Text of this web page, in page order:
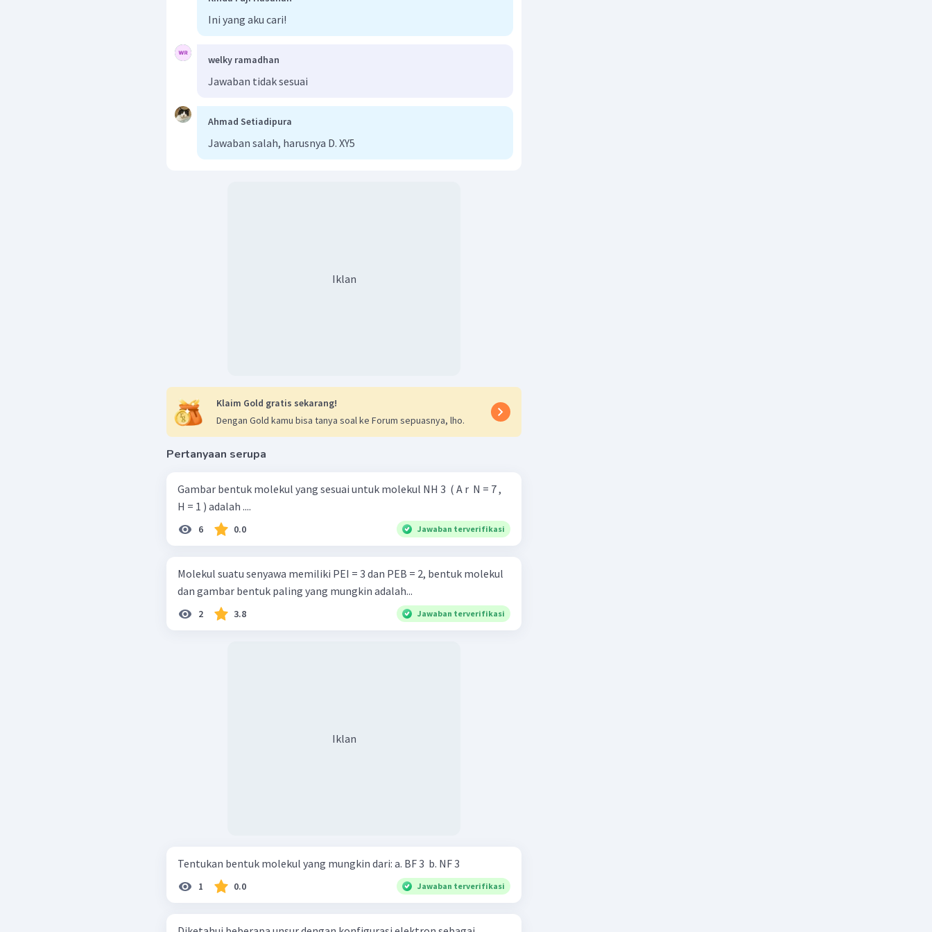
Ini yang aku cari!
welky ramadhan
Jawaban tidak sesuai
Ahmad Setiadipura
Jawaban salah, harusnya D. XY5
Iklan
Klaim Gold gratis sekarang!
Dengan Gold kamu bisa tanya soal ke Forum sepuasnya, lho.
Pertanyaan serupa
Gambar bentuk molekul yang sesuai untuk molekul NH 3 ​ ( A r ​ N = 7 ,
H = 1 ) adalah ....
6 0.0 Jawaban terverifikasi
Molekul suatu senyawa memiliki PEI = 3 dan PEB = 2, bentuk molekul
dan gambar bentuk paling yang mungkin adalah...
2 3.8 Jawaban terverifikasi
Iklan
Tentukan bentuk molekul yang mungkin dari: a. BF 3 ​ b. NF 3 ​
1 0.0 Jawaban terverifikasi